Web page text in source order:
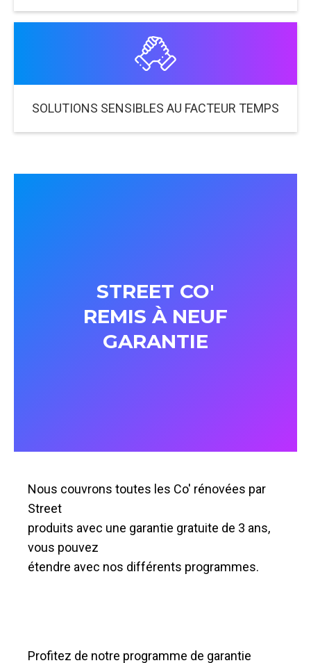
SOLUTIONS SENSIBLES AU FACTEUR TEMPS
STREET CO'
REMIS À NEUF
GARANTIE
Nous couvrons toutes les Co' rénovées par
Street
produits avec une garantie gratuite de 3 ans,
vous pouvez
étendre avec nos différents programmes.
Profitez de notre programme de garantie